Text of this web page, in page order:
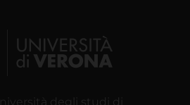
degli studi di